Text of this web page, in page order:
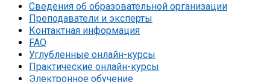
Сведения об образовательной организации
Преподаватели и эксперты
Контактная информация
FAQ
Углубленные онлайн-курсы
Практические онлайн-курсы
Электронное обучение